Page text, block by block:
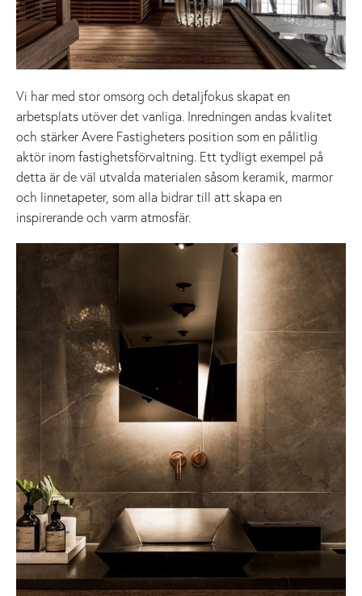
Vi har med stor omsorg och detaljfokus skapat en
arbetsplats utöver det vanliga. Inredningen andas kvalitet
och stärker Avere Fastigheters position som en pålitlig
aktör inom fastighetsförvaltning. Ett tydligt exempel på
detta är de väl utvalda materialen såsom keramik, marmor
och linnetapeter, som alla bidrar till att skapa en
inspirerande och varm atmosfär.